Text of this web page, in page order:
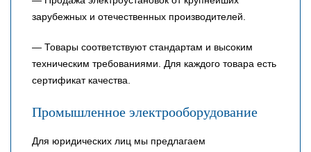
зарубежных и отечественных производителей.
— Товары соответствуют стандартам и высоким
техническим требованиями. Для каждого товара есть
сертификат качества.
Промышленное электрооборудование
Для юридических лиц мы предлагаем